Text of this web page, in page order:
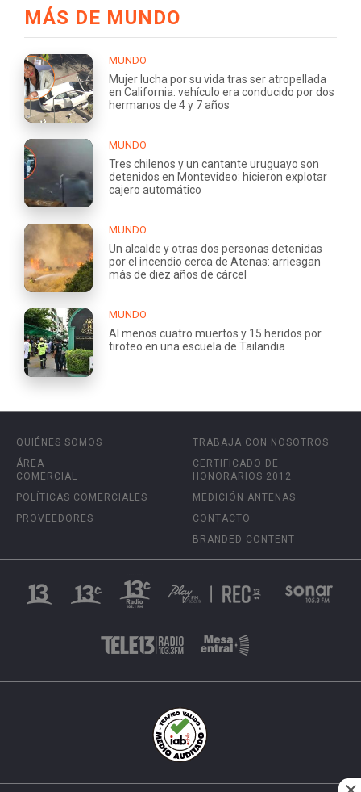
MÁS DE MUNDO
MUNDO
Mujer lucha por su vida tras ser atropellada
en California: vehículo era conducido por dos
hermanos de 4 y 7 años
MUNDO
Tres chilenos y un cantante uruguayo son
detenidos en Montevideo: hicieron explotar
cajero automático
MUNDO
Un alcalde y otras dos personas detenidas
por el incendio cerca de Atenas: arriesgan
más de diez años de cárcel
MUNDO
Al menos cuatro muertos y 15 heridos por
tiroteo en una escuela de Tailandia
QUIÉNES SOMOS
ÁREA
COMERCIAL
POLÍTICAS COMERCIALES
PROVEEDORES
TRABAJA CON NOSOTROS
CERTIFICADO DE
HONORARIOS 2012
MEDICIÓN ANTENAS
CONTACTO
BRANDED CONTENT